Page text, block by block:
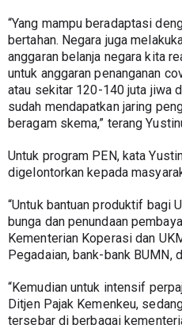
“Yang mampu beradaptasi
bertahan. Negara juga
anggaran belanja negara kita
untuk anggaran penanganan
atau sekitar 120-140 juta jiwa
sudah mendapatkan jaring
beragam skema,” terang
Untuk program PEN, kata
digelontorkan kepada
“Untuk bantuan produktif bagi
bunga dan penundaan
Kementerian Koperasi dan
Pegadaian, bank-bank BUMN,
“Kemudian untuk intensif
Ditjen Pajak Kemenkeu,
tersebar di berbagai